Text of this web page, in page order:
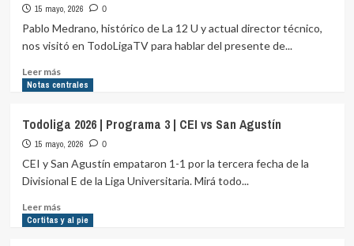
un
jugador
Body
15 mayo, 2026 0
Pablo Medrano, histórico de La 12 U y actual director técnico,
nos visitó en TodoLigaTV para hablar del presente de...
Leer másLeer
más
2026
|
Programa
Entrevista
a
Notas centrales
Todoliga 2026 | Programa 3 | CEI vs San Agustín
15 mayo, 2026 0
CEI y San Agustín empataron 1-1 por la tercera fecha de la
Divisional E de la Liga Universitaria. Mirá todo...
Leer másLeer
más
Cortitas y al pie